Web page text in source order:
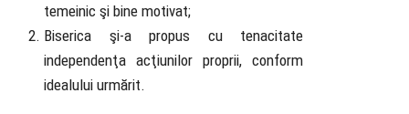
temeinic şi bine motivat;
Biserica şi-a propus cu tenacitate
independenţa acţiunilor proprii, conform
idealului urmărit.